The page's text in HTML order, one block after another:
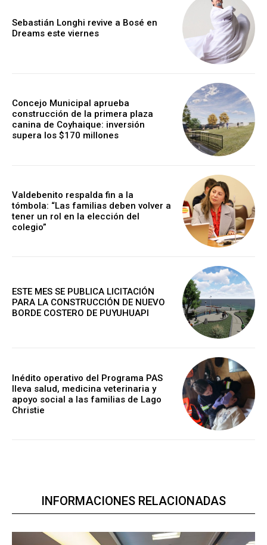
Sebastián Longhi revive a Bosé en
Dreams este viernes
Concejo Municipal aprueba
construcción de la primera plaza
canina de Coyhaique: inversión
supera los $170 millones
Valdebenito respalda fin a la
tómbola: “Las familias deben volver a
tener un rol en la elección del
colegio”
ESTE MES SE PUBLICA LICITACIÓN
PARA LA CONSTRUCCIÓN DE NUEVO
BORDE COSTERO DE PUYUHUAPI
Inédito operativo del Programa PAS
lleva salud, medicina veterinaria y
apoyo social a las familias de Lago
Christie
INFORMACIONES RELACIONADAS